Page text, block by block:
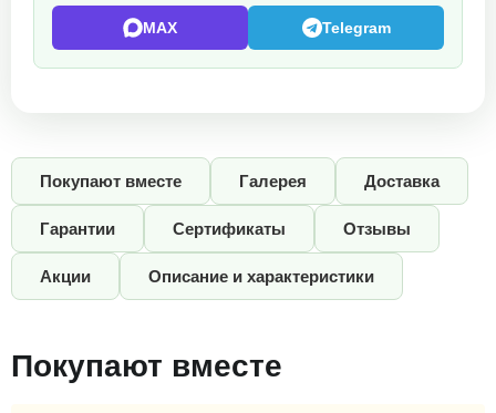
MAX Telegram
Покупают вместе Галерея Доставка
Гарантии Сертификаты Отзывы
Акции Описание и характеристики
Покупают вместе